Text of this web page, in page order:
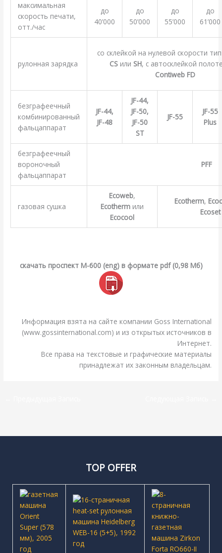
максимальная
скорость печати,
отт./час
до
40’000
до
50’000
до
55’000
до
61’000
рулонная зарядка
со склейкой на нулевой скорости
CSили SH, с автосклейкой
Contiweb FD
безграфеечный
комбинированный
фальцаппарат
JF-44,
JF-48
JF-44,
JF-50,
JF-50
ST
JF-55
JF-55
Plus
безграфеечный
вороночный
фальцаппарат
PFF
газовая сушка
Ecoweb,
Ecotherm или
Ecocool
Ecotherm,
Ecoset
cкачать проспект M-600 (eng) в формате pdf (0,98 Мб)
Информация взята на сайте компании Goss International
(www.gossinternational.com) и из открытых источников в
Интернет.
Все права на текстовые и графические материалы
принадлежат их законным владельцам.
TOP OFFER